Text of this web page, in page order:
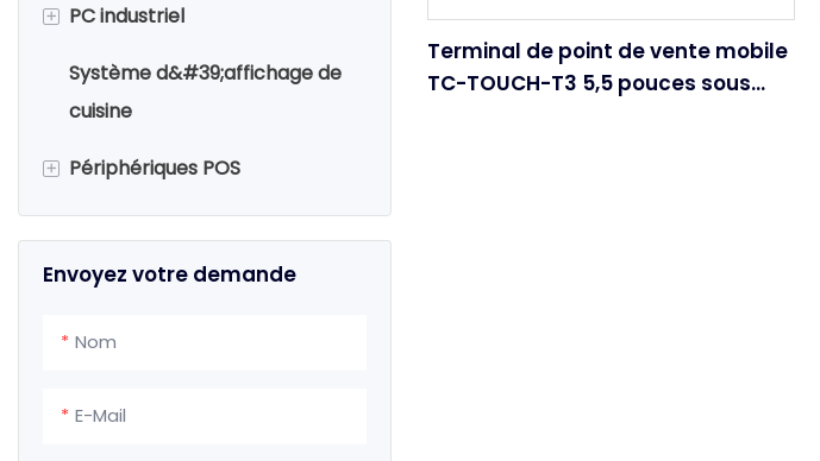
+ PC industriel
PC de bureau
Système d&#39;affichage de
cuisine
+ Périphériques POS
Scanner de codes-barres
Imprimante de codes-barres
Tiroir-caisse
Envoyez votre demande
Nom
E-Mail
Terminal de point de vente mobile
TC-TOUCH-T3 5,5 pouces sous